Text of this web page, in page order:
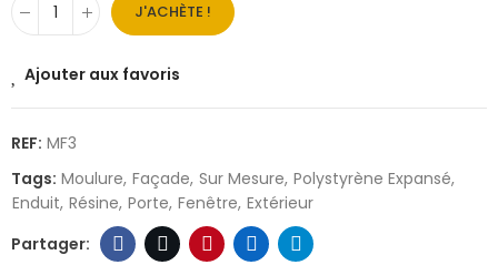
J'ACHÈTE !
Ajouter aux favoris
REF: MF3
Tags: Moulure Façade Sur Mesure Polystyrène Expansé
Enduit Résine Porte Fenêtre Extérieur